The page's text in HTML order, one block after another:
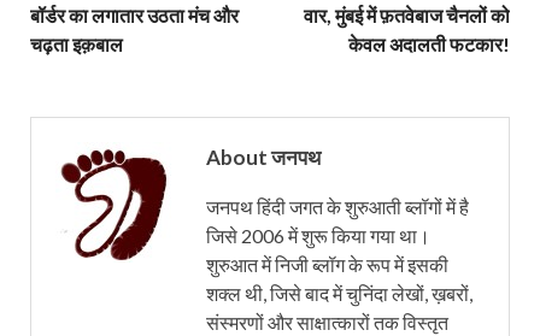
बॉर्डर का लगातार उठता मंच और
चढ़ता इक़बाल
वार, मुंबई में फ़तवेबाज चैनलों को
केवल अदालती फटकार!
About जनपथ
जनपथ हिंदी जगत के शुरुआती ब्लॉगों में है
जिसे 2006 में शुरू किया गया था।
शुरुआत में निजी ब्लॉग के रूप में इसकी
शक्ल थी, जिसे बाद में चुनिंदा लेखों, ख़बरों,
संस्मरणों और साक्षात्कारों तक विस्तृत